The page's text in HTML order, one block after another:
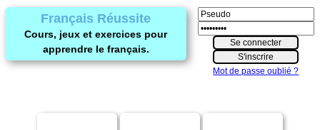
Français Réussite
Cours, jeux et exercices pour
apprendre le français.
Mot de passe oublié ?